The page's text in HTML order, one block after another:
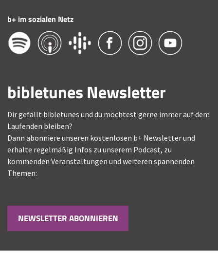
b+ im sozialen Netz
bibletunes Newsletter
Dir gefällt bibletunes und du möchtest gerne immer auf dem
Laufenden bleiben?
Dann abonniere unseren kostenlosen b+ Newsletter und
erhalte regelmäßig Infos zu unserem Podcast, zu
kommenden Veranstaltungen und weiteren spannenden
Themen:
NEWSLETTER ABONNIEREN